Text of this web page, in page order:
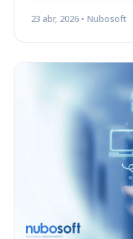
23 abr, 2026 • Nubosoft